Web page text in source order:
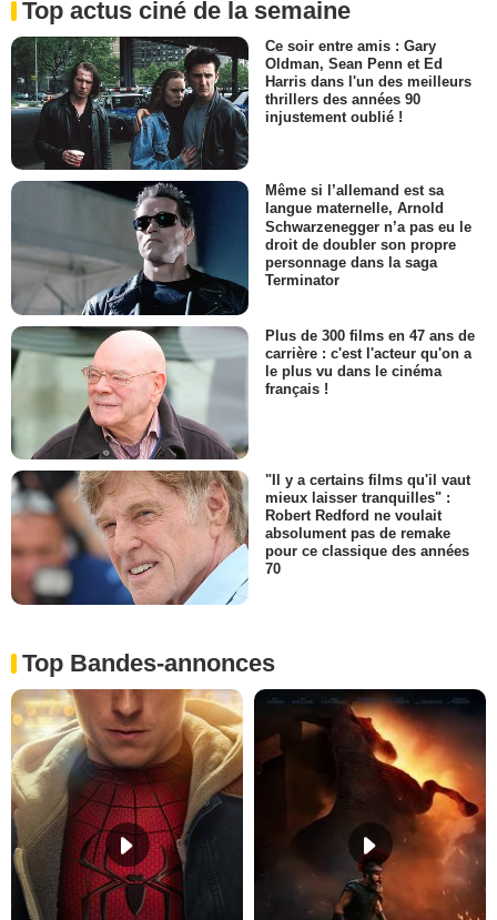
Top actus ciné de la semaine
Ce soir entre amis : Gary
Oldman, Sean Penn et Ed
Harris dans l'un des meilleurs
thrillers des années 90
injustement oublié !
Même si l’allemand est sa
langue maternelle, Arnold
Schwarzenegger n’a pas eu le
droit de doubler son propre
personnage dans la saga
Terminator
Plus de 300 films en 47 ans de
carrière : c'est l'acteur qu'on a
le plus vu dans le cinéma
français !
"Il y a certains films qu'il vaut
mieux laisser tranquilles" :
Robert Redford ne voulait
absolument pas de remake
pour ce classique des années
70
Top Bandes-annonces